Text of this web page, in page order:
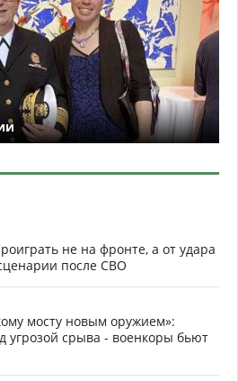
не на фронте, а от удара
после СВО
мосту новым оружием»:
угрозой срыва - военкоры бьют